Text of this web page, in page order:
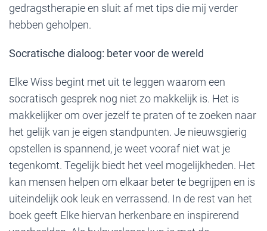
gedragstherapie en sluit af met tips die mij verder
hebben geholpen.
Socratische dialoog: beter voor de wereld
Elke Wiss begint met uit te leggen waarom een
socratisch gesprek nog niet zo makkelijk is. Het is
makkelijker om over jezelf te praten of te zoeken naar
het gelijk van je eigen standpunten. Je nieuwsgierig
opstellen is spannend, je weet vooraf niet wat je
tegenkomt. Tegelijk biedt het veel mogelijkheden. Het
kan mensen helpen om elkaar beter te begrijpen en is
uiteindelijk ook leuk en verrassend. In de rest van het
boek geeft Elke hiervan herkenbare en inspirerend